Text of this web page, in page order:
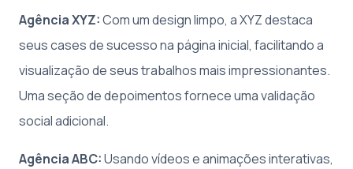
Agência XYZ:Com um design limpo, a XYZ destaca
seus cases de sucesso na página inicial, facilitando a
visualização de seus trabalhos mais impressionantes.
Uma seção de depoimentos fornece uma validação
social adicional.
Agência ABC:Usando vídeos e animações interativas,